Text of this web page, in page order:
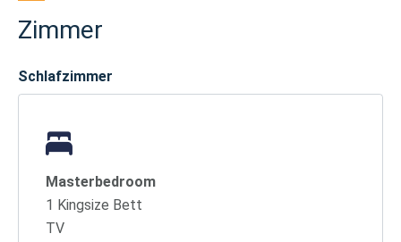
Zimmer
Schlafzimmer
Masterbedroom
1 Kingsize Bett
TV